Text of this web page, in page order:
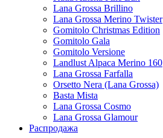
Lana Grossa Brillino
Lana Grossa Merino Twister
Gomitolo Christmas Edition
Gomitolo Gala
Gomitolo Versione
Landlust Alpaca Merino 160
Lana Grossa Farfalla
Orsetto Nera (Lana Grossa)
Basta Mista
Lana Grossa Cosmo
Lana Grossa Glamour
Распродажа